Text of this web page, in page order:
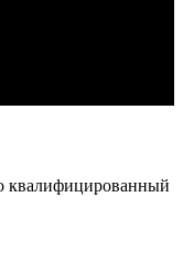
квалифицированный